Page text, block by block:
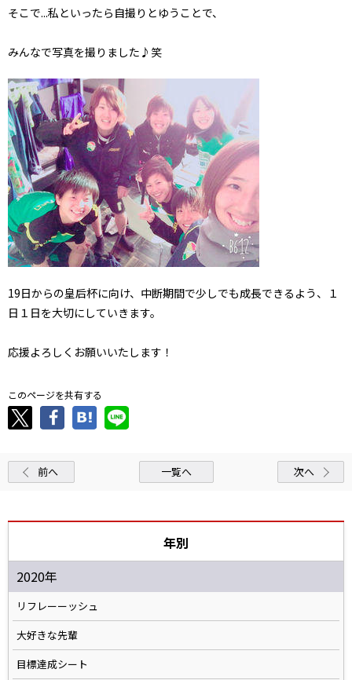
そこで...私といったら自撮りとゆうことで、
みんなで写真を撮りました♪笑
19日からの皇后杯に向け、中断期間で少しでも成長できるよう、１
日１日を大切にしていきます。
応援よろしくお願いいたします！
このページを共有する
前へ 一覧へ 次へ
年別
2020年
リフレーーッシュ
大好きな先輩
目標達成シート